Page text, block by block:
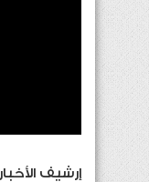
إرشيف الأخبار